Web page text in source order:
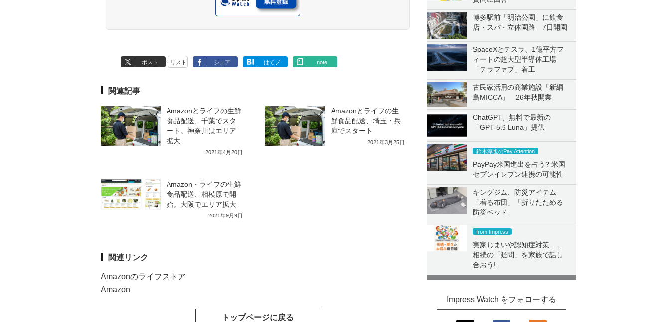
博多駅前「明治公園」に飲食
店・スパ・立体園路 7日開園
SpaceXとテスラ、1億平方フ
ィートの超大型半導体工場
「テラファブ」着工
古民家活用の商業施設「新綱
島MICCA」 26年秋開業
ChatGPT、無料で最新の
「GPT-5.6 Luna」提供
鈴木淳也のPay Attention
PayPay米国進出を占う? 米国
セブンイレブン連携の可能性
キングジム、防災アイテム
「着る布団」「折りたためる
防災ベッド」
from Impress
実家じまいや認知症対策……
相続の「疑問」を家族で話し
合おう!
Impress Watch をフォローする
ポスト リスト シェア はてブ note
関連記事
Amazonとライフの生鮮
食品配送、千葉でスタ
ート。神奈川はエリア
拡大
2021年4月20日
Amazonとライフの生
鮮食品配送、埼玉・兵
庫でスタート
2021年3月25日
Amazon・ライフの生鮮
食品配送、相模原で開
始。大阪でエリア拡大
2021年9月9日
関連リンク
Amazonのライフストア
Amazon
トップページに戻る